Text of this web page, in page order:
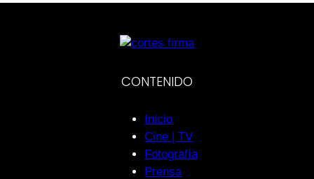
CONTENIDO
Inicio
Cine | TV
Fotografía
Prensa